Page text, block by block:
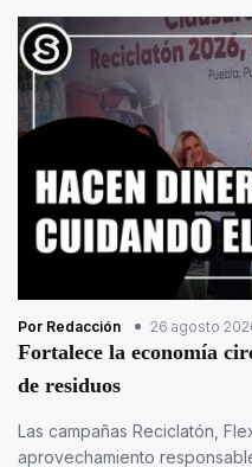
Por Redacción 26 agosto
Fortalece la economía
de residuos
Las campañas Reciclatón,
aprovechamiento